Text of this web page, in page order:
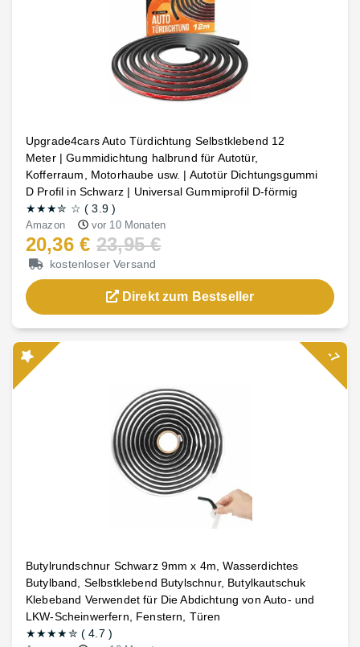
Upgrade4cars Auto Türdichtung Selbstklebend 12
Meter | Gummidichtung halbrund für Autotür,
Kofferraum, Motorhaube usw. | Autotür Dichtungsgummi
D Profil in Schwarz | Universal Gummiprofil D-förmig
★★★✮ ☆ (3.9)
Amazon vor 10 Monaten
20,36 € 23,95 €
kostenloser Versand
Direkt zum Bestseller
Butylrundschnur Schwarz 9mm x 4m, Wasserdichtes
Butylband, Selbstklebend Butylschnur, Butylkautschuk
Klebeband Verwendet für Die Abdichtung von Auto- und
LKW-Scheinwerfern, Fenstern, Türen
★★★★✮ (4.7 )
-7